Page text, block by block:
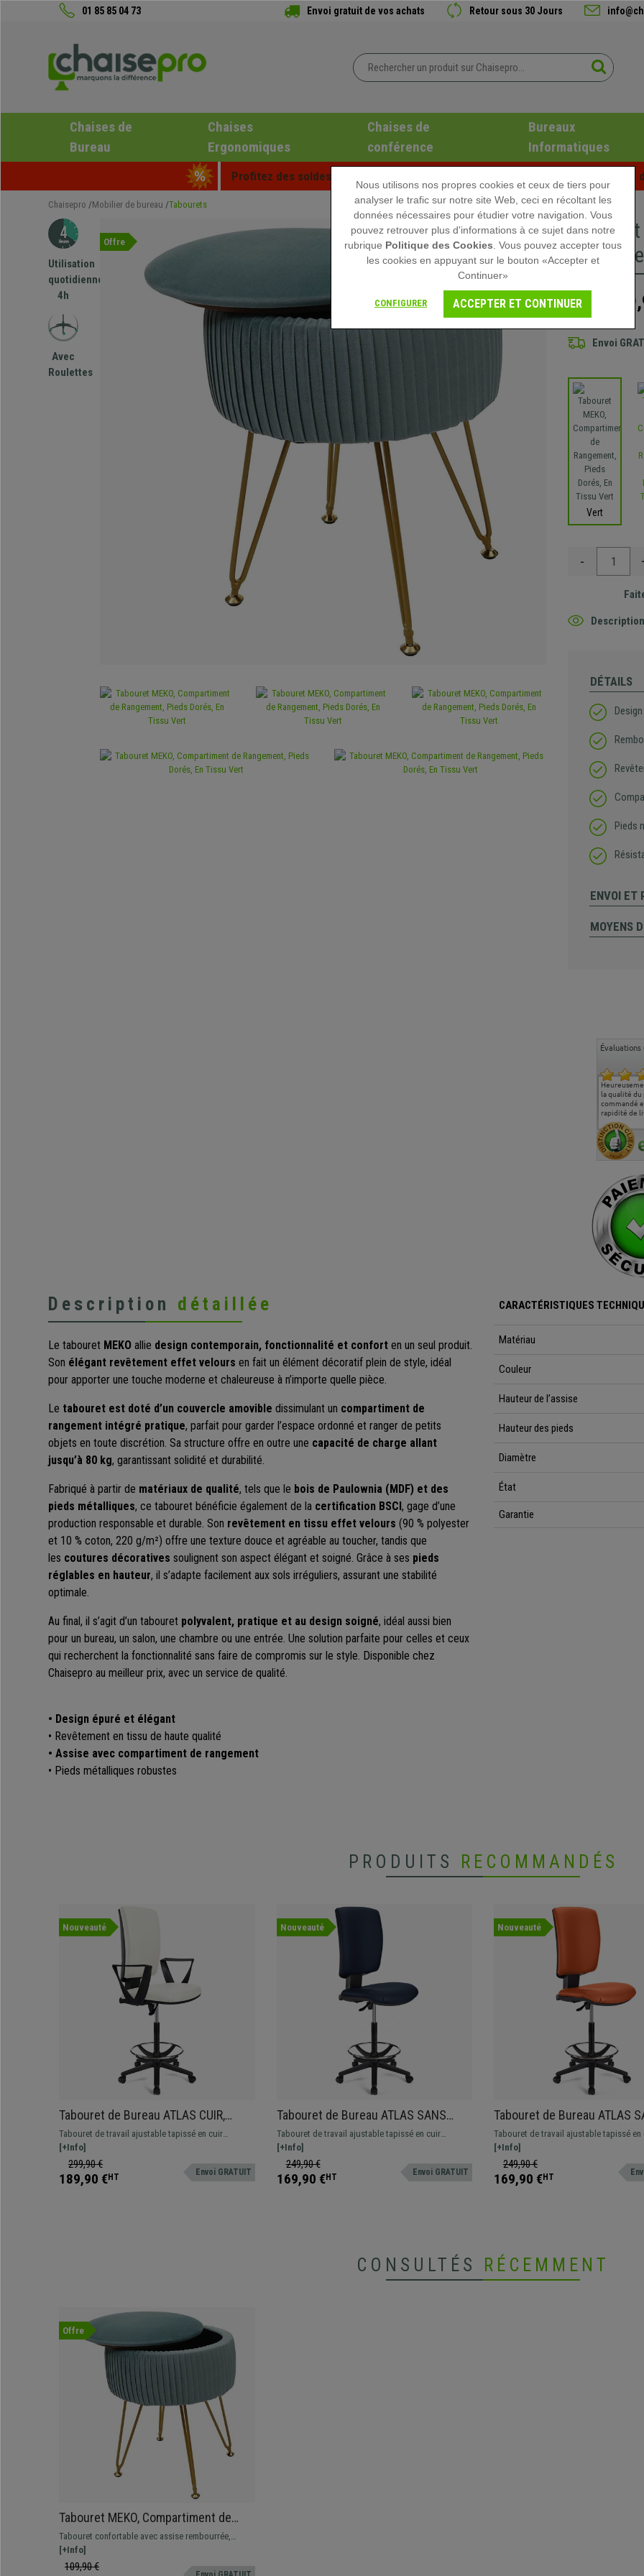
01 85 85 04 73 Envoi gratuit de vos achats Retour sous 30 Jours
Chaises de
Bureau
Chaises
Ergonomiques
Chaises de
conférence
Bureaux
Informatiques
Profitez des soldes d'été chez Chaisepro ! Des réductions exclusives pour une
Chaisepro Mobilier de bureau Tabourets
Utilisation
quotidienne
4h
Avec
Roulettes
Offre
109,90 €
Envoi
Vert
-
DÉTAILS
Pieds
ENVOI ET
MOYENS
Évaluations
la qualité
commandé
rapidité de
Description détaillée
Le tabouret MEKO allie design contemporain, fonctionnalité et confort en un seul produit.
Son élégant revêtement effet velours en fait un élément décoratif plein de style, idéal
pour apporter une touche moderne et chaleureuse à n’importe quelle pièce.
Le tabouret est doté d’un couvercle amovible dissimulant un compartiment de
rangement intégré pratique, parfait pour garder l’espace ordonné et ranger de petits
objets en toute discrétion. Sa structure offre en outre une capacité de charge allant
jusqu’à 80 kg, garantissant solidité et durabilité.
Fabriqué à partir de matériaux de qualité, tels que le bois de Paulownia (MDF) et des
pieds métalliques, ce tabouret bénéficie également de la certification BSCI, gage d’une
production responsable et durable. Son revêtement en tissu effet velours (90 % polyester
et 10 % coton, 220 g/m²) offre une texture douce et agréable au toucher, tandis que
les coutures décoratives soulignent son aspect élégant et soigné. Grâce à ses pieds
réglables en hauteur, il s’adapte facilement aux sols irréguliers, assurant une stabilité
optimale.
Au final, il s’agit d’un tabouret polyvalent, pratique et au design soigné, idéal aussi bien
pour un bureau, un salon, une chambre ou une entrée. Une solution parfaite pour celles et ceux
qui recherchent la fonctionnalité sans faire de compromis sur le style. Disponible chez
Chaisepro au meilleur prix, avec un service de qualité.
• Design épuré et élégant
• Revêtement en tissu de haute qualité
• Assise avec compartiment de rangement
• Pieds métalliques robustes
CARACTÉRISTIQUES
Matériau
Couleur
Hauteur de l’assise
Hauteur des pieds
Diamètre
État
Garantie
PRODUITS RECOMMANDÉS
Nouveauté
Tabouret de Bureau ATLAS CUIR,
Dossier Ajustable, Grand
Rembourrage, Blanc
Tabouret de travail ajustable tapissé en cuir
synthétique. Robuste, résistante et confortable.
Adapté pour une utilisation professionnelle.
[+Info]
299,90 €
189,90 €HT Envoi GRATUIT
Nouveauté
Tabouret de Bureau ATLAS SANS
ACCOUDOIRS CUIR, couleur Bleu
Tabouret de travail ajustable tapissé en cuir
synthétique. Robuste, résistante et confortable.
Adapté pour une utilisation professionnelle.
[+Info]
249,90 €
169,90 €HT Envoi GRATUIT
Nouveauté
Tabouret de Bureau ATLAS
ACCOUDOIRS CUIR, Dossier
Grand Rembourrage, Orange
Tabouret de travail ajustable tapissé en
synthétique. Robuste, résistante et
Adapté pour une utilisation
[+Info]
249,90 €
169,90 €HT
CONSULTÉS RÉCEMMENT
Offre
Tabouret MEKO, Compartiment de
Rangement, Pieds Dorés, En Tissu
Vert
Tabouret confortable avec assise rembourrée,
compartiment de rangement et pieds métalliques
robustes.
[+Info]
109,90 €
Nous utilisons nos propres cookies et ceux de tiers pour
analyser le trafic sur notre site Web, ceci en récoltant les
données nécessaires pour étudier votre navigation. Vous
pouvez retrouver plus d'informations à ce sujet dans notre
rubrique Politique des Cookies . Vous pouvez accepter tous
les cookies en appuyant sur le bouton «Accepter et
Continuer»
CONFIGURER ACCEPTER ET CONTINUER